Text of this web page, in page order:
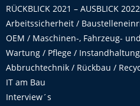
RÜCKBLICK 2021 – AUSBLICK 2022
Arbeitssicherheit /
OEM / Maschinen-, Fahrzeug-
Wartung / Pflege / Instandhaltung
Abbruchtechnik / Rückbau /
IT am Bau
Interview´s